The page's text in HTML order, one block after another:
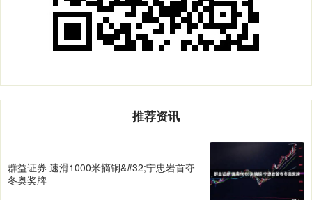
推荐资讯
群益证券 速滑1000米摘铜&#32;宁忠岩首夺
冬奥奖牌